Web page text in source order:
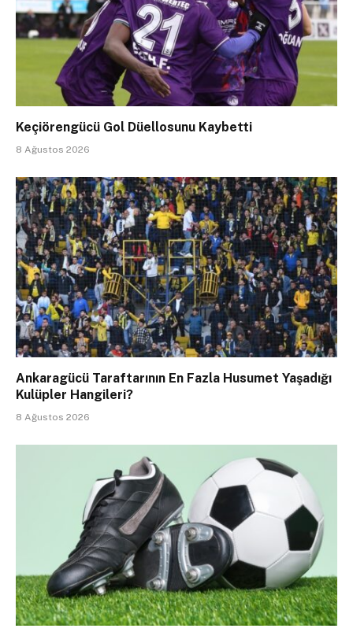
Keçiörengücü Gol Düellosunu Kaybetti
8 Ağustos 2026
Ankaragücü Taraftarının En Fazla Husumet Yaşadığı
Kulüpler Hangileri?
8 Ağustos 2026